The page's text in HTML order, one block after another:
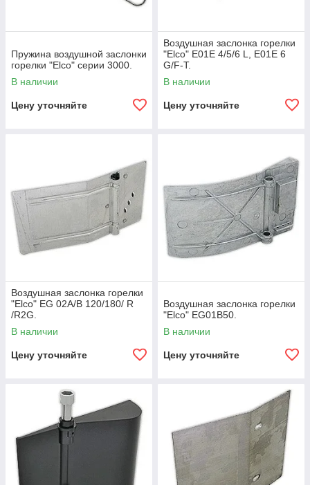
Пружина воздушной заслонки
горелки "Elco" серии 3000.
В наличии
Цену уточняйте
Воздушная заслонка горелки
"Elco" E01E 4/5/6 L, E01E 6
G/F-T.
В наличии
Цену уточняйте
Воздушная заслонка горелки
"Elco" EG 02A/B 120/180/ R
/R2G.
В наличии
Цену уточняйте
Воздушная заслонка горелки
"Elco" EG01B50.
В наличии
Цену уточняйте